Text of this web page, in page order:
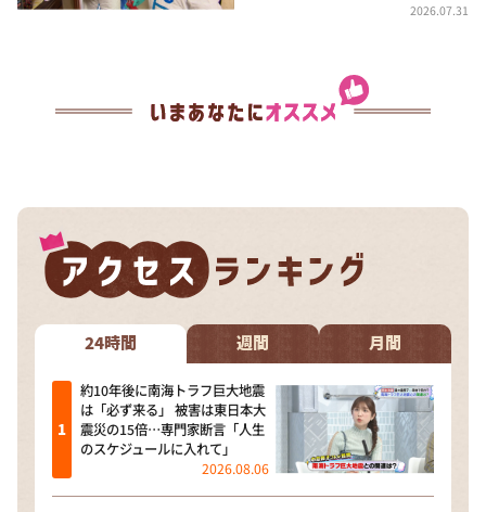
2026.07.31
24時間 週間 月間
約10年後に南海トラフ巨大地震
は「必ず来る」 被害は東日本大
震災の15倍…専門家断言「人生
のスケジュールに入れて」
2026.08.06